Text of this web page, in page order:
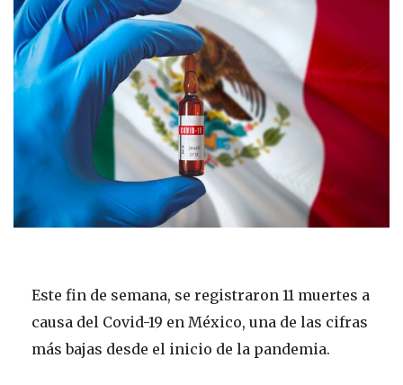
Este fin de semana, se registraron 11 muertes a
causa del Covid-19 en México, una de las cifras
más bajas desde el inicio de la pandemia.